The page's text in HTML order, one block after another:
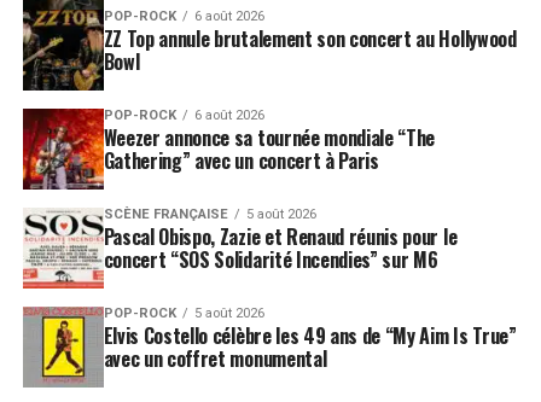
POP-ROCK 6 août 2026
ZZ Top annule brutalement son concert au Hollywood
Bowl
POP-ROCK 6 août 2026
Weezer annonce sa tournée mondiale “The
Gathering” avec un concert à Paris
SCÈNE FRANÇAISE 5 août 2026
Pascal Obispo, Zazie et Renaud réunis pour le
concert “SOS Solidarité Incendies” sur M6
POP-ROCK 5 août 2026
Elvis Costello célèbre les 49 ans de “My Aim Is True”
avec un coffret monumental